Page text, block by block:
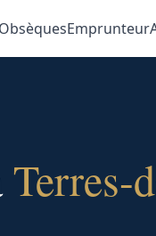
ObsèquesEmprunteur
Terres-